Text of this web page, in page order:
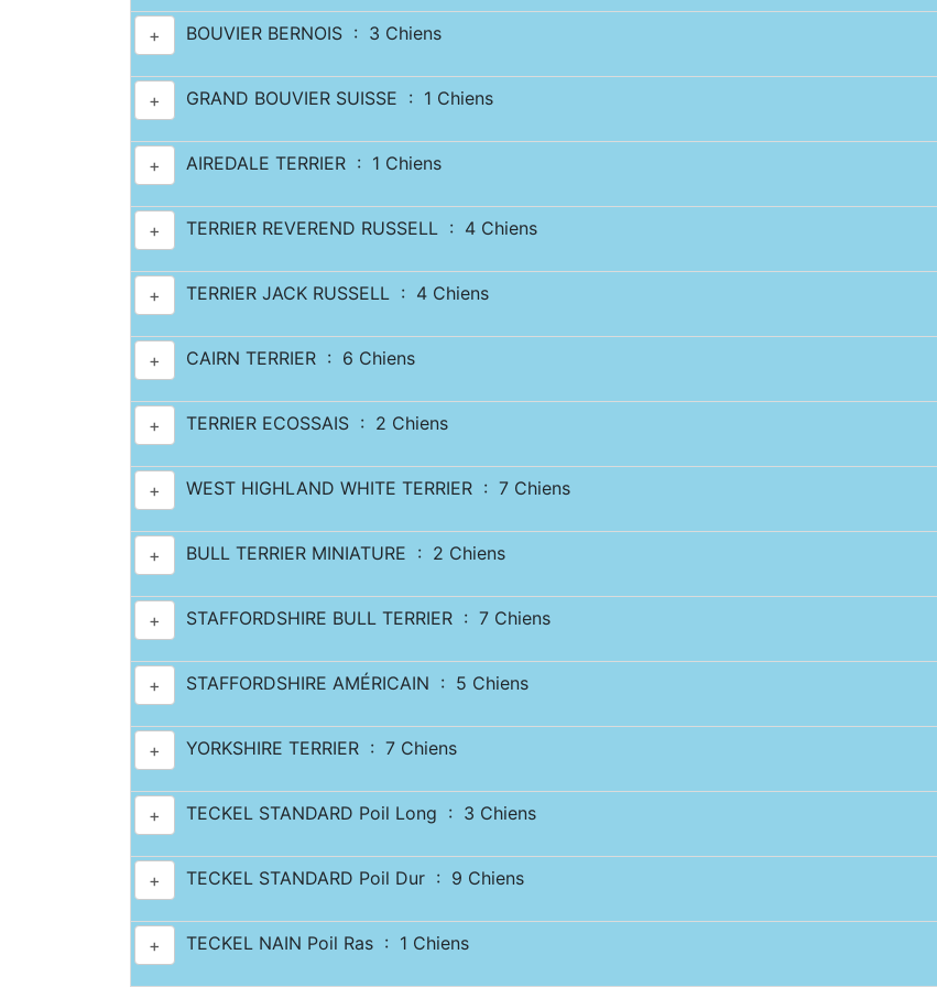
+ BOUVIER BERNOIS : 3 Chiens
+ GRAND BOUVIER SUISSE : 1 Chiens
+ AIREDALE TERRIER : 1 Chiens
+ TERRIER REVEREND RUSSELL : 4 Chiens
+ TERRIER JACK RUSSELL : 4 Chiens
+ CAIRN TERRIER : 6 Chiens
+ TERRIER ECOSSAIS : 2 Chiens
+ WEST HIGHLAND WHITE TERRIER : 7 Chiens
+ BULL TERRIER MINIATURE : 2 Chiens
+ STAFFORDSHIRE BULL TERRIER : 7 Chiens
+ STAFFORDSHIRE AMÉRICAIN : 5 Chiens
+ YORKSHIRE TERRIER : 7 Chiens
+ TECKEL STANDARD Poil Long : 3 Chiens
+ TECKEL STANDARD Poil Dur : 9 Chiens
+ TECKEL NAIN Poil Ras : 1 Chiens